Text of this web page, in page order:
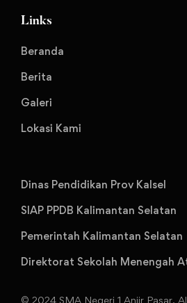
Links
Beranda
Berita
Galeri
Lokasi Kami
Dinas Pendidikan Prov Kalsel
SIAP PPDB Kalimantan Selatan
Pemerintah Kalimantan Selatan
Direktorat Sekolah Menengah
© 2024 SMA Negeri 1 Anjir Pasar.